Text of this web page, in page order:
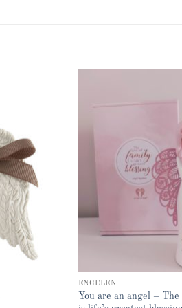
ENGELEN
You are an angel –